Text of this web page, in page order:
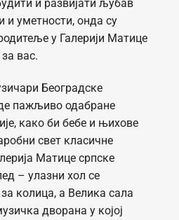
и развијати љубав
и уметности, онда су
у Галерији Матице
вас.
Београдске
пажљиво одабране
како би бебе и њихове
свет класичне
Матице српске
– улазни хол се
колица, а Велика сала
дворана у којој